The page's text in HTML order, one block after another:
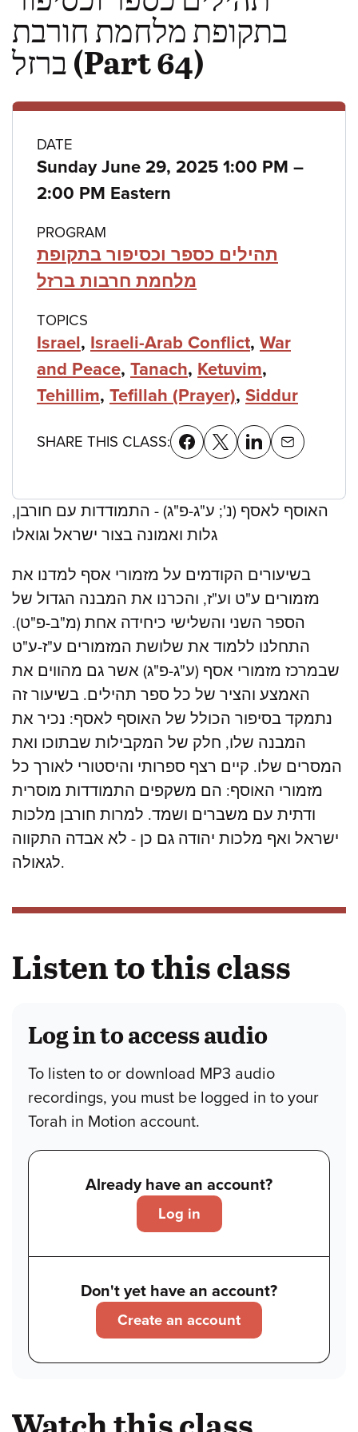
בתקופת מלחמת חורבת
ברזל (Part 64)
Class
details
DATE
Sunday June 29, 2025 1:00 PM –to
2:00 PM Eastern
PROGRAM
תהילים כספר וכסיפור בתקופת
מלחמת חרבות ברזל
TOPICS
Israel, Israeli-Arab Conflict, War
and Peace, Tanach, Ketuvim,
Tehillim, Tefillah (Prayer), Siddur
SHARE THIS CLASS:
האוסף לאסף (נ'; ע"ג-פ"ג) - התמודדות עם חורבן,
גלות ואמונה בצור ישראל וגואלו
בשיעורים הקודמים על מזמורי אסף למדנו את
מזמורים ע"ט וע"ז, והכרנו את המבנה הגדול של
הספר השני והשלישי כיחידה אחת (מ"ב-פ"ט).
התחלנו ללמוד את שלושת המזמורים ע"ז-ע"ט
שבמרכז מזמורי אסף (ע"ג-פ"ג) אשר גם מהווים את
האמצע והציר של כל ספר תהילים. בשיעור זה
נתמקד בסיפור הכולל של האוסף לאסף: נכיר את
המבנה שלו, חלק של המקבילות שבתוכו ואת
המסרים שלו. קיים רצף ספרותי והיסטורי לאורך כל
מזמורי האוסף: הם משקפים התמודדות מוסרית
ודתית עם משברים ושמד. למרות חורבן מלכות
ישראל ואף מלכות יהודה גם כן - לא אבדה התקווה
לגאולה.
Listen to this class
Log in to access audio
To listen to or download MP3 audio
recordings, you must be logged in to your
Torah in Motion account.
Already have an account?
Log in
Don't yet have an account?
Create an account